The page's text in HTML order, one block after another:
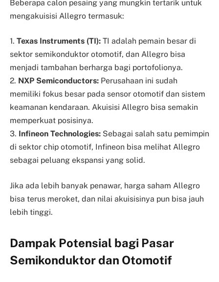
Beberapa calon pesaing yang mungkin tertarik untuk
mengakuisisi Allegro termasuk:
1. Texas Instruments (TI): TI adalah pemain besar di
sektor semikonduktor otomotif, dan Allegro bisa
menjadi tambahan berharga bagi portofolionya.
2. NXP Semiconductors: Perusahaan ini sudah
memiliki fokus besar pada sensor otomotif dan sistem
keamanan kendaraan. Akuisisi Allegro bisa semakin
memperkuat posisinya.
3. Infineon Technologies: Sebagai salah satu pemimpin
di sektor chip otomotif, Infineon bisa melihat Allegro
sebagai peluang ekspansi yang solid.
Jika ada lebih banyak penawar, harga saham Allegro
bisa terus meroket, dan nilai akuisisinya pun bisa jauh
lebih tinggi.
Dampak Potensial bagi Pasar
Semikonduktor dan Otomotif